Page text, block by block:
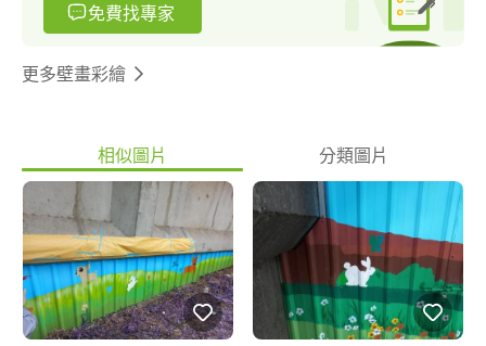
免費找專家
更多壁畫彩繪
相似圖片 分類圖片